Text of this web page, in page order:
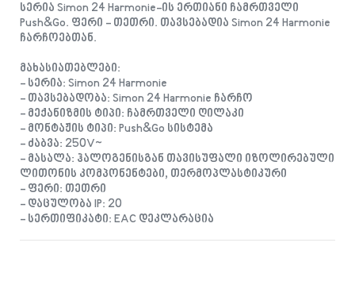
სერია Simon 24 Harmonie-ის ერთიანი ჩამრთველი
Push&Go. ფერი - თეთრი. თავსებადია Simon 24 Harmonie
ჩარჩოებთან.
მახასიათებლები:
- სერია: Simon 24 Harmonie
- თავსებადობა: Simon 24 Harmonie ჩარჩო
- მექანიზმის ტიპი: ჩამრთველი ღილაკი
- მონტაჟის ტიპი: Push&Go სისტემა
- ძაბვა: 250V~
- მასალა: ჰალოგენისგან თავისუფალი იზოლირებული
ლითონის კომპონენტები, თერმოპლასტიკური
- ფერი: თეთრი
- დაცულობა IP: 20
- სერთიფიკატი: EAC დეკლარაცია